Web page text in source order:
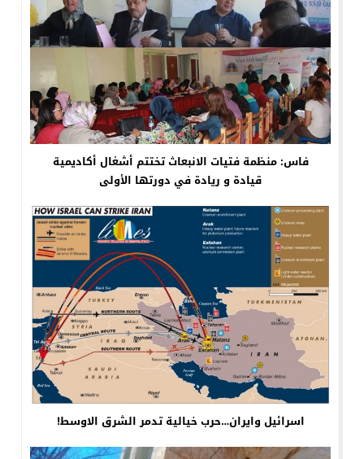
فاس: منظمة فتيات الانبعاث تختتم أشغال أكاديمية
قيادة و ريادة في دورتها الأولى
اسرائيل وايران…حرب خيالية تدمر الشرق الاوسط!